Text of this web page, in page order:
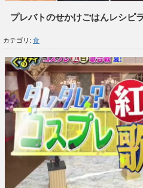
プレバトのせかけごはんレシピ
カテゴリ: 食